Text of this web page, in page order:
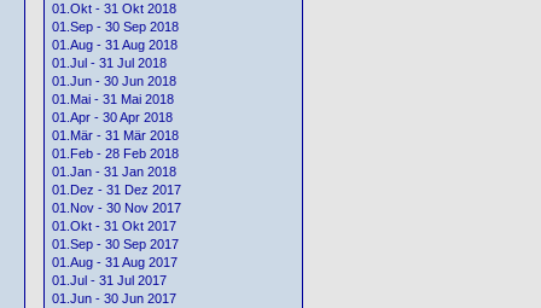
01.Okt - 31 Okt 2018
01.Sep - 30 Sep 2018
01.Aug - 31 Aug 2018
01.Jul - 31 Jul 2018
01.Jun - 30 Jun 2018
01.Mai - 31 Mai 2018
01.Apr - 30 Apr 2018
01.Mär - 31 Mär 2018
01.Feb - 28 Feb 2018
01.Jan - 31 Jan 2018
01.Dez - 31 Dez 2017
01.Nov - 30 Nov 2017
01.Okt - 31 Okt 2017
01.Sep - 30 Sep 2017
01.Aug - 31 Aug 2017
01.Jul - 31 Jul 2017
01.Jun - 30 Jun 2017